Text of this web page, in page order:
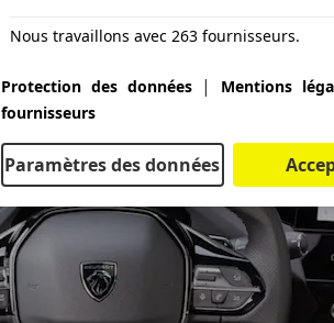
Nous travaillons avec 263 fournisseurs.
Protection des données| Mentions
fournisseurs
Paramètres des données